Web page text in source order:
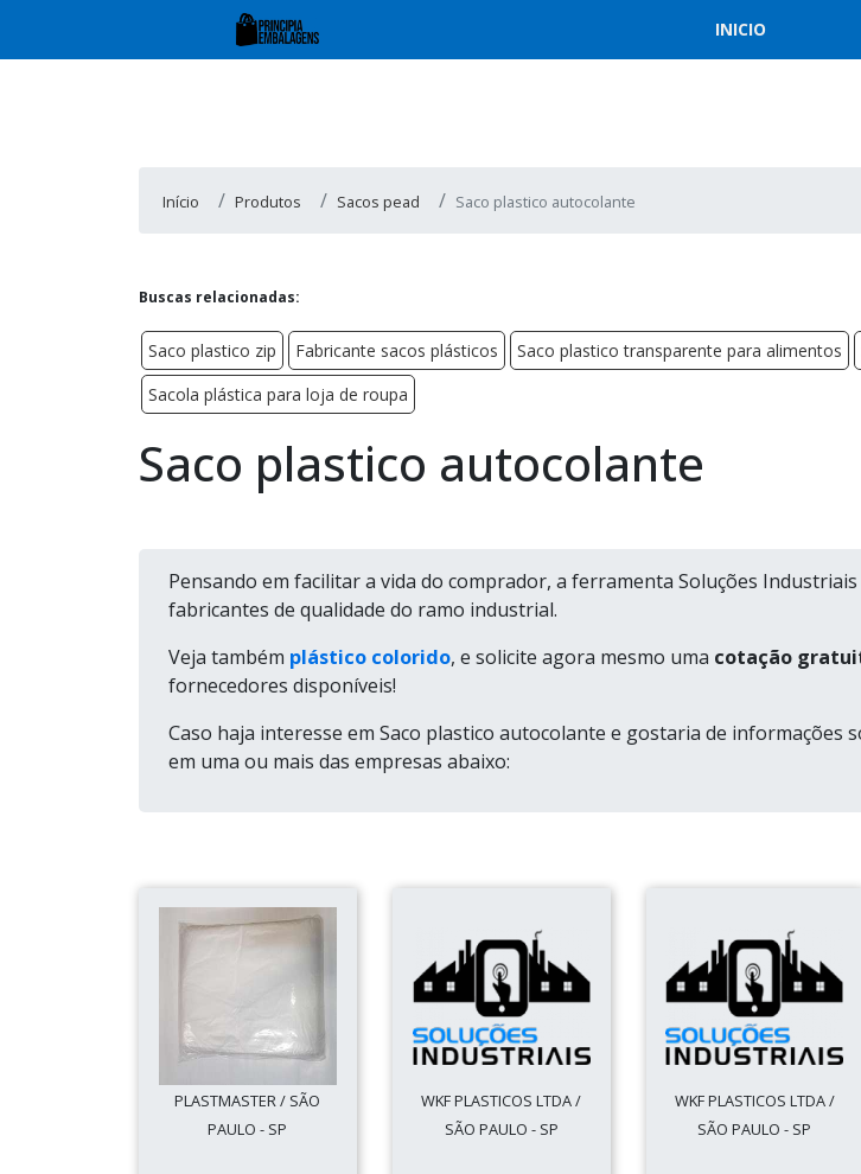
INICIO
Início Produtos Sacos pead Saco plastico autocolante
Buscas relacionadas:
Saco plastico zip Fabricante sacos plásticos Saco plastico transparente para alimentos
Sacola plástica para loja de roupa
Saco plastico autocolante
Pensando em facilitar a vida do comprador, a ferramenta Soluções
fabricantes de qualidade do ramo industrial.
Veja também plástico colorido, e solicite agora mesmo uma cotação
fornecedores disponíveis!
Caso haja interesse em Saco plastico autocolante e gostaria de informações
em uma ou mais das empresas abaixo:
PLASTMASTER / SÃO
PAULO - SP
WKF PLASTICOS LTDA /
SÃO PAULO - SP
WKF PLASTICOS LTDA /
SÃO PAULO - SP